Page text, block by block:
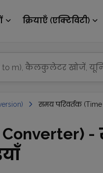
क्रियाएँ (एक्टिविटी)
समय परिवर्तक (Time